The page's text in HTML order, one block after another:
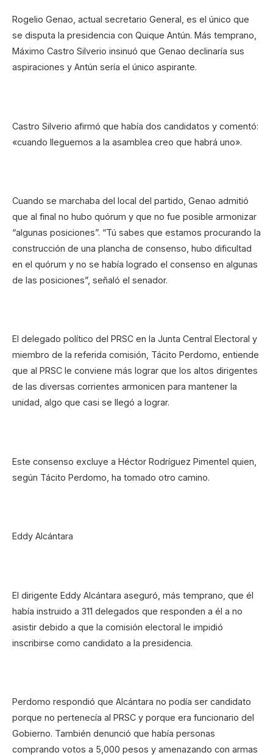
Rogelio Genao, actual secretario General, es el único que
se disputa la presidencia con Quique Antún. Más temprano,
Máximo Castro Silverio insinuó que Genao declinaría sus
aspiraciones y Antún sería el único aspirante.
Castro Silverio afirmó que había dos candidatos y comentó:
«cuando lleguemos a la asamblea creo que habrá uno».
Cuando se marchaba del local del partido, Genao admitió
que al final no hubo quórum y que no fue posible armonizar
“algunas posiciones”. “Tú sabes que estamos procurando la
construcción de una plancha de consenso, hubo dificultad
en el quórum y no se había logrado el consenso en algunas
de las posiciones”, señaló el senador.
El delegado político del PRSC en la Junta Central Electoral y
miembro de la referida comisión, Tácito Perdomo, entiende
que al PRSC le conviene más lograr que los altos dirigentes
de las diversas corrientes armonicen para mantener la
unidad, algo que casi se llegó a lograr.
Este consenso excluye a Héctor Rodríguez Pimentel quien,
según Tácito Perdomo, ha tomado otro camino.
Eddy Alcántara
El dirigente Eddy Alcántara aseguró, más temprano, que él
había instruido a 311 delegados que responden a él a no
asistir debido a que la comisión electoral le impidió
inscribirse como candidato a la presidencia.
Perdomo respondió que Alcántara no podía ser candidato
porque no pertenecía al PRSC y porque era funcionario del
Gobierno. También denunció que había personas
comprando votos a 5,000 pesos y amenazando con armas